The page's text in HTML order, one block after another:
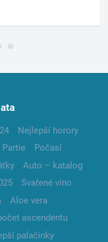
Nejlepší horory
Partie
Počasí
Auto – katalog
Svařené víno
Aloe vera
ascendentu
palačinky